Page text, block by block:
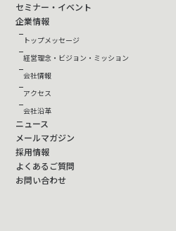
セミナー・イベント
企業情報
トップメッセージ
経営理念・ビジョン・ミッション
会社情報
アクセス
会社沿革
ニュース
メールマガジン
採用情報
よくあるご質問
お問い合わせ